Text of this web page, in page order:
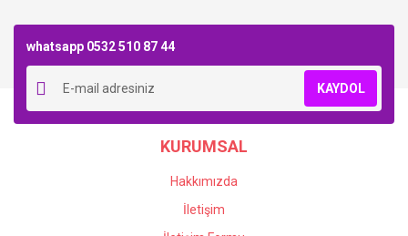
whatsapp 0532 510 87 44
KAYDOL
KURUMSAL
Hakkımızda
İletişim